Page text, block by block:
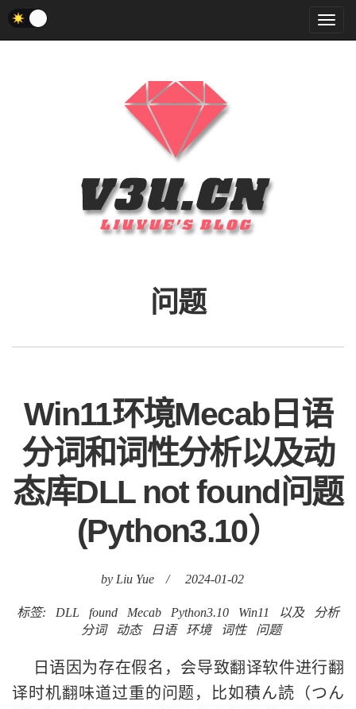
菜
单
问题
Win11环境Mecab日语
分词和词性分析以及动
态库DLL not found问题
(Python3.10）
by Liu Yue / 2024-01-02
标签: DLL found Mecab Python3.10 Win11 以及
分析
分词
动态 日语 环境 词性 问题
日语因为存在假名，会导致翻译软件进行翻
译时机翻味道过重的问题，比如積ん読（つん